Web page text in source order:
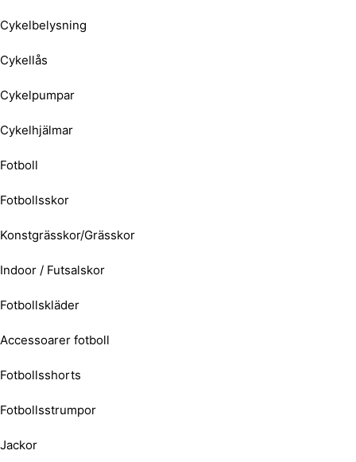
Cykelbelysning
Cykellås
Cykelpumpar
Cykelhjälmar
Fotboll
Fotbollsskor
Konstgrässkor/Grässkor
Indoor / Futsalskor
Fotbollskläder
Accessoarer fotboll
Fotbollsshorts
Fotbollsstrumpor
Jackor